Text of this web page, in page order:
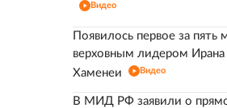
Видео
Появилось первое за пять
верховным лидером
Хаменеи
Видео
В МИД РФ заявили о